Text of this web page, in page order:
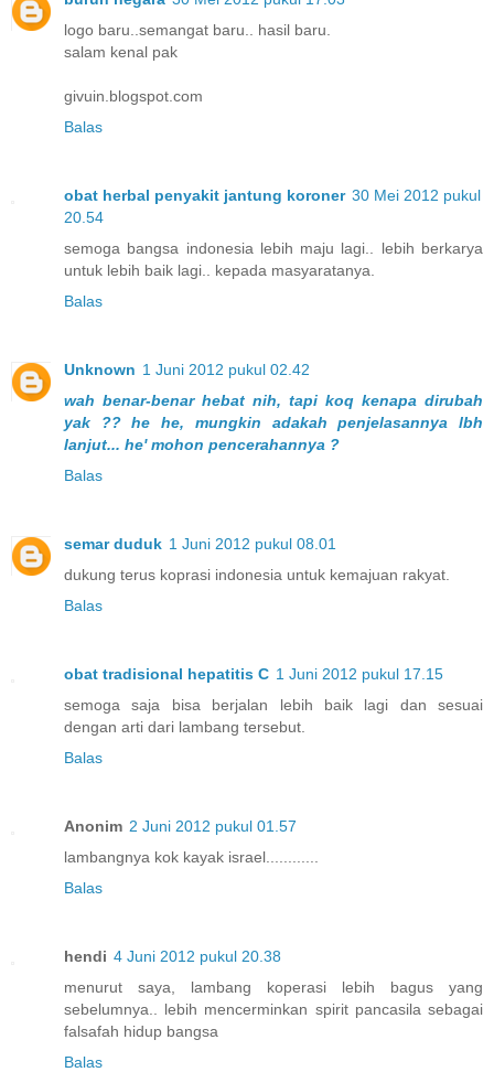
logo baru..semangat baru.. hasil baru.
salam kenal pak
givuin.blogspot.com
Balas
obat herbal penyakit jantung koroner 30 Mei 2012 pukul
20.54
semoga bangsa indonesia lebih maju lagi.. lebih berkarya
untuk lebih baik lagi.. kepada masyaratanya.
Balas
Unknown 1 Juni 2012 pukul 02.42
wah benar-benar hebat nih, tapi koq kenapa dirubah
yak ?? he he, mungkin adakah penjelasannya lbh
lanjut... he' mohon pencerahannya ?
Balas
semar duduk 1 Juni 2012 pukul 08.01
dukung terus koprasi indonesia untuk kemajuan rakyat.
Balas
obat tradisional hepatitis C 1 Juni 2012 pukul 17.15
semoga saja bisa berjalan lebih baik lagi dan sesuai
dengan arti dari lambang tersebut.
Balas
Anonim 2 Juni 2012 pukul 01.57
lambangnya kok kayak israel............
Balas
hendi 4 Juni 2012 pukul 20.38
menurut saya, lambang koperasi lebih bagus yang
sebelumnya.. lebih mencerminkan spirit pancasila sebagai
falsafah hidup bangsa
Balas